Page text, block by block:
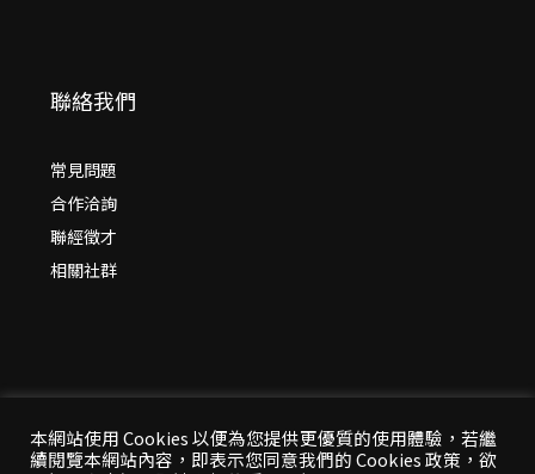
聯絡我們
常見問題
合作洽詢
聯經徵才
相關社群
© 2026 年聯經出版：思考，連結過去與未來
本網站使用 Cookies 以便為您提供更優質的使用體驗，若繼
續閱覽本網站內容，即表示您同意我們的 Cookies 政策，欲